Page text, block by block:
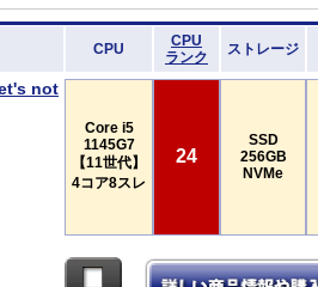
CPU
CPU
ランク
ストレージ
not
Core i5
1145G7
【11世代】
4コア8スレ
24
SSD
256GB
NVMe